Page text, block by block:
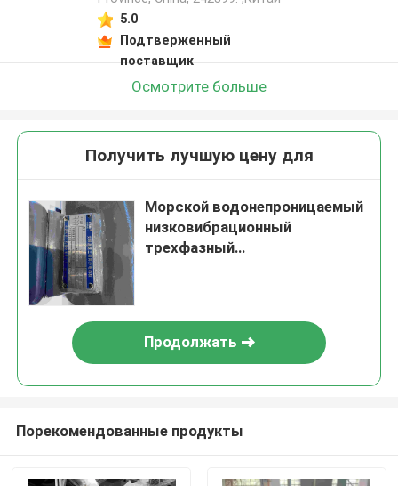
5.0
Подтверженный
поставщик
Осмотрите больше
Получить лучшую цену для
Морской водонепроницаемый
низковибрационный
трехфазный
Продолжать
Порекомендованные продукты